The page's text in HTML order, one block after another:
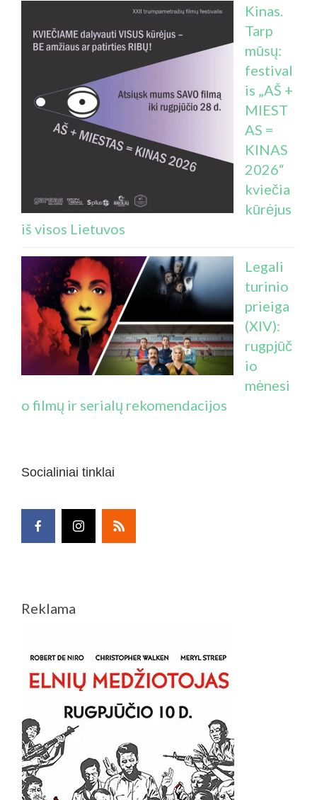
Kinas.
Tarp
mūsų:
festival
is „AŠ +
MIEST
AS =
KINAS
2026“
kviečia
kūrėjus
iš visos Lietuvos
Legali
turinio
prieiga
(XIV):
rugpjūč
io
mėnesi
o filmų ir serialų rekomendacijos
Socialiniai tinklai
Reklama